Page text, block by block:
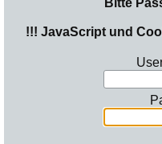
Sie sind hier:
Bitte
!!! JavaScript und